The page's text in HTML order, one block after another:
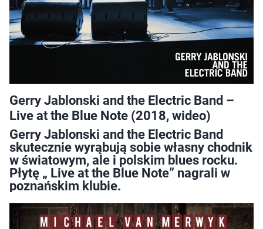
Gerry Jablonski and the Electric Band –
Live at the Blue Note (2018, wideo)
Gerry Jablonski and the Electric Band
skutecznie wyrąbują sobie własny chodnik
w światowym, ale i polskim blues rocku.
Płytę „ Live at the Blue Note” nagrali w
poznańskim klubie.